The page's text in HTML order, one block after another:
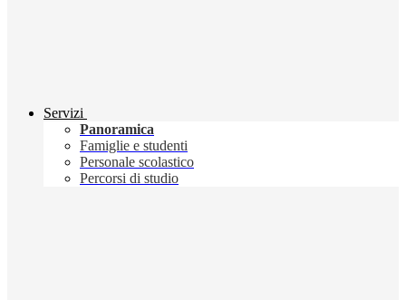
Servizi
Panoramica
Famiglie e studenti
Personale scolastico
Percorsi di studio